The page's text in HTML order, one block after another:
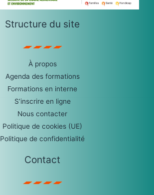
Structure du site
À propos
Agenda des formations
Formations en interne
S’inscrire en ligne
Nous contacter
Politique de cookies (UE)
Politique de confidentialité
Contact